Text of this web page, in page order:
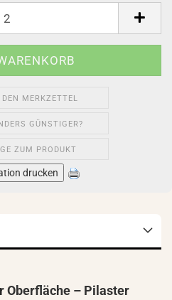
DEN MERKZETTEL
GÜNSTIGER?
ZUM PRODUKT
drucken
Oberfläche – Pilaster